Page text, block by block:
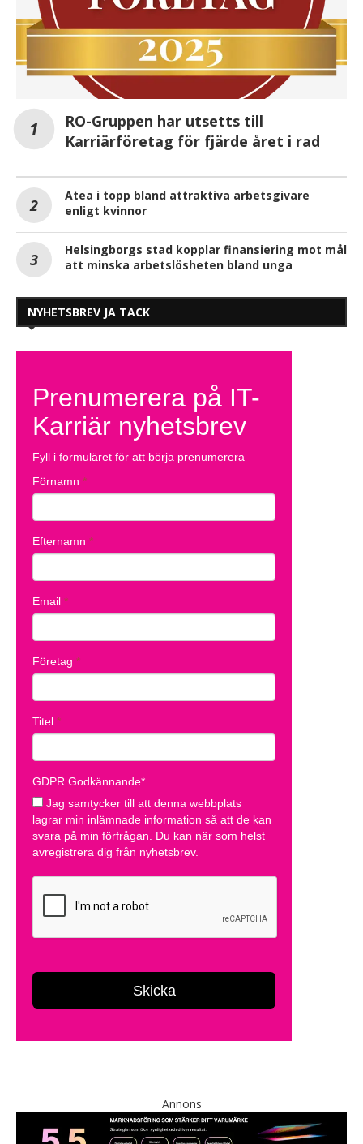
RO-Gruppen har utsetts till
Karriärföretag för fjärde året i rad
Atea i topp bland attraktiva arbetsgivare
enligt kvinnor
Helsingborgs stad kopplar finansiering mot mål
att minska arbetslösheten bland unga
NYHETSBREV JA TACK
Annons